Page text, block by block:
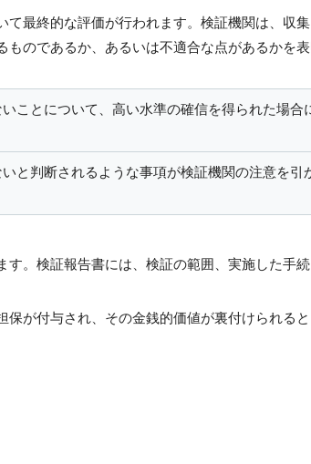
最終的な評価が行われます。検証機関は、収
のであるか、あるいは不適合な点があるかを表
ことについて、高い水準の確信を得られた場
と判断されるような事項が検証機関の注意を
。検証報告書には、検証の範囲、実施した手
が付与され、その金銭的価値が裏付けられる